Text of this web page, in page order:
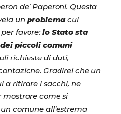
de’ Paperoni. Questa
un problemacui
favore:lo Stato sta
piccoli comuni
richieste di dati,
Gradirei che un
a ritirare i sacchi, ne
mostrare come si
comune all’estrema